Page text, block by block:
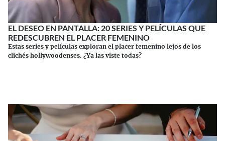
EL DESEO EN PANTALLA: 20 SERIES Y PELÍCULAS QUE
REDESCUBREN EL PLACER FEMENINO
Estas series y películas exploran el placer femenino lejos de los
clichés hollywoodenses. ¿Ya las viste todas?